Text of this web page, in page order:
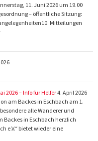
11. Juni 2026 um 19.00
– öffentliche Sitzung:
Mitteilungen
2026 – Info für Helfer4. April 2026
am Backes in Eschbach am 1.
alle Wanderer und
Backes in Eschbach herzlich
e.V.“ bietet wieder eine